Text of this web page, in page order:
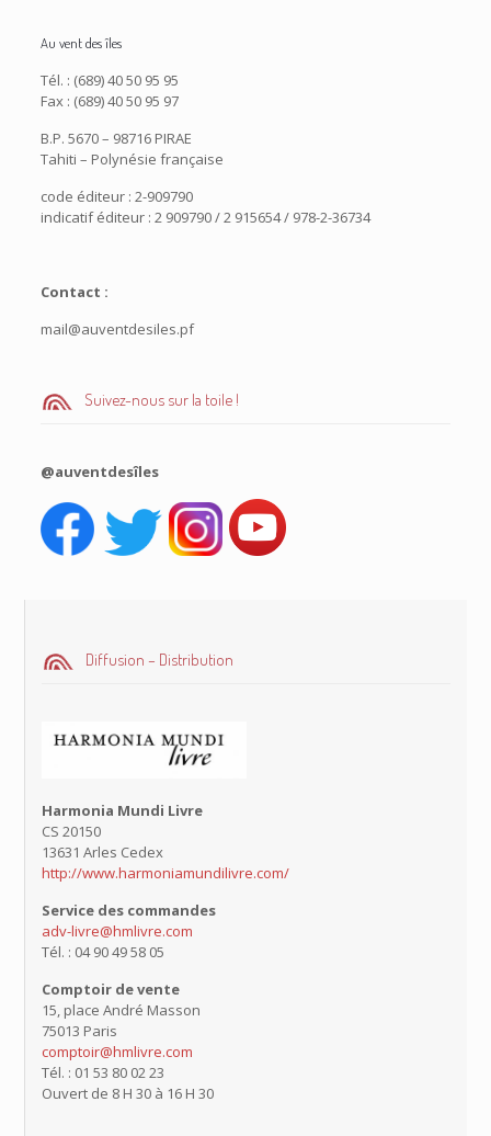
Au vent des îles
Tél. : (689) 40 50 95 95
Fax : (689) 40 50 95 97
B.P. 5670 – 98716 PIRAE
Tahiti – Polynésie française
code éditeur : 2-909790
indicatif éditeur : 2 909790 / 2 915654 / 978-2-36734
Contact :
mail@auventdesiles.pf
Suivez-nous sur la toile !
@auventdesîles
Diffusion – Distribution
Harmonia Mundi Livre
CS 20150
13631 Arles Cedex
http://www.harmoniamundilivre.com/
Service des commandes
adv-livre@hmlivre.com
Tél. : 04 90 49 58 05
Comptoir de vente
15, place André Masson
75013 Paris
comptoir@hmlivre.com
Tél. : 01 53 80 02 23
Ouvert de 8 H 30 à 16 H 30